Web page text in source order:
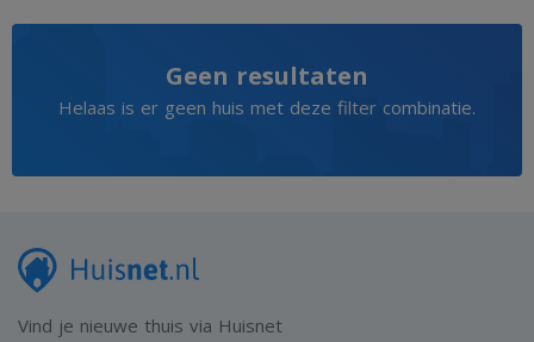
Geen resultaten
Helaas is er geen huis met deze filter combinatie.
Vind je nieuwe thuis via Huisnet